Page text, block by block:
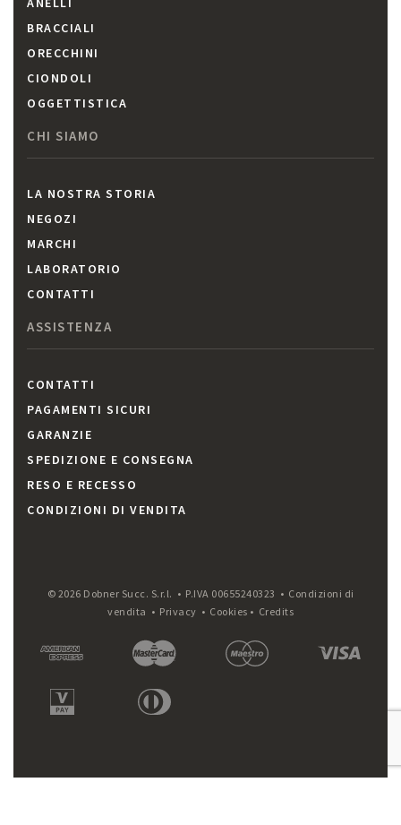
BRACCIALI
ORECCHINI
CIONDOLI
OGGETTISTICA
CHI SIAMO
LA NOSTRA STORIA
NEGOZI
MARCHI
LABORATORIO
CONTATTI
ASSISTENZA
CONTATTI
PAGAMENTI SICURI
GARANZIE
SPEDIZIONE E CONSEGNA
RESO E RECESSO
CONDIZIONI DI VENDITA
© 2026 Dobner Succ. S.r.l. • P.IVA 00655240323 • Condizioni di
vendita • Privacy • Cookies • Credits